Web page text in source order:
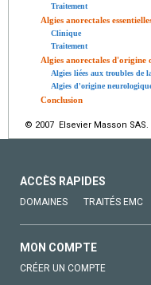
Traitement
Algies anorectales
Clinique
Traitement
Algies anorectales d'origine
Algies liées aux troubles de
Algies d'origine
Conclusion
© 2007 Elsevier Masson
ACCÈS RAPIDES
DOMAINES TRAITÉS EMC
MON COMPTE
CRÉER UN COMPTE